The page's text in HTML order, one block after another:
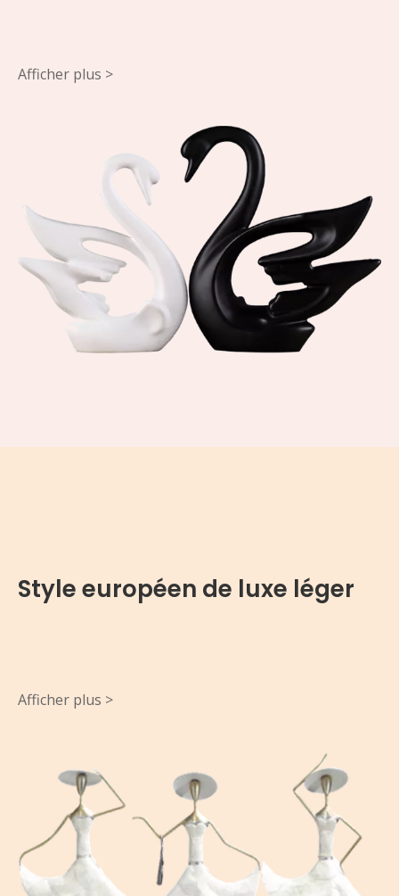
Afficher plus >
Style européen de luxe léger
Afficher plus >